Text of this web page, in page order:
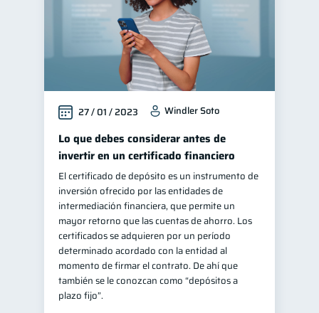
27 / 01 / 2023 Windler Soto
Lo que debes considerar antes de
invertir en un certificado financiero
El certificado de depósito es un instrumento de
inversión ofrecido por las entidades de
intermediación financiera, que permite un
mayor retorno que las cuentas de ahorro. Los
certificados se adquieren por un período
determinado acordado con la entidad al
momento de firmar el contrato. De ahí que
también se le conozcan como “depósitos a
plazo fijo”.